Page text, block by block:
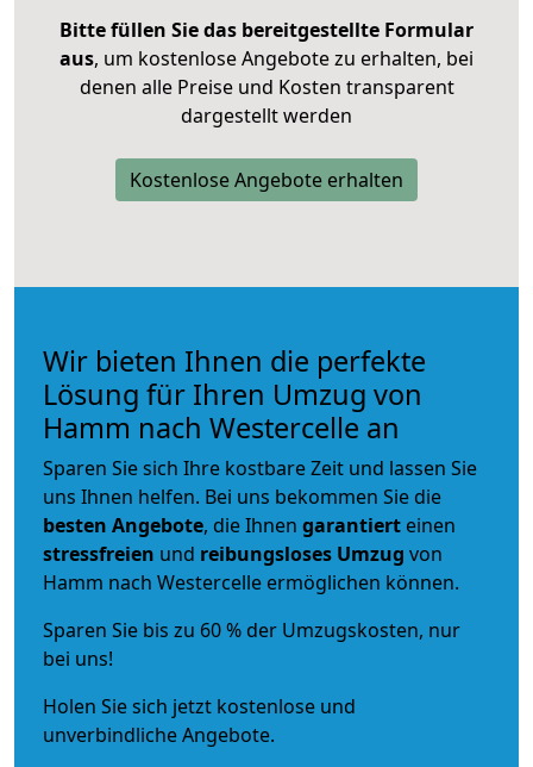
Bitte füllen Sie das bereitgestellte Formular
aus, um kostenlose Angebote zu erhalten, bei
denen alle Preise und Kosten transparent
dargestellt werden
Kostenlose Angebote erhalten
Wir bieten Ihnen die perfekte
Lösung für Ihren Umzug von
Hamm nach Westercelle an
Sparen Sie sich Ihre kostbare Zeit und lassen Sie
uns Ihnen helfen. Bei uns bekommen Sie die
besten Angebote, die Ihnen garantiert einen
stressfreien und reibungsloses Umzug von
Hamm nach Westercelle ermöglichen können.
Sparen Sie bis zu 60 % der Umzugskosten, nur
bei uns!
Holen Sie sich jetzt kostenlose und
unverbindliche Angebote.